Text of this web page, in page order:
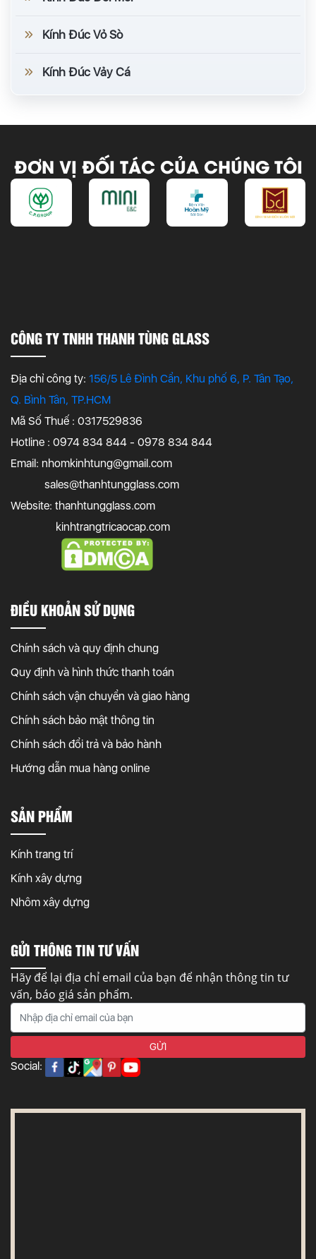
Kính Đúc Vỏ Sò
Kính Đúc Vảy Cá
ĐƠN VỊ ĐỐI TÁC CỦA CHÚNG TÔI
CÔNG TY TNHH THANH TÙNG GLASS
Địa chỉ công ty: 156/5 Lê Đình Cẩn, Khu phố 6, P. Tân Tạo,
Q. Bình Tân, TP.HCM
Mã Số Thuế : 0317529836
Hotline : 0974 834 844 - 0978 834 844
Email: nhomkinhtung@gmail.com
sales@thanhtungglass.com
Website: thanhtungglass.com
kinhtrangtricaocap.com
ĐIỀU KHOẢN SỬ DỤNG
Chính sách và quy định chung
Quy định và hình thức thanh toán
Chính sách vận chuyển và giao hàng
Chính sách bảo mật thông tin
Chính sách đổi trả và bảo hành
Hướng dẫn mua hàng online
SẢN PHẨM
Kính trang trí
Kính xây dựng
Nhôm xây dựng
GỬI THÔNG TIN TƯ VẤN
Hãy để lại địa chỉ email của bạn để nhận thông tin tư
vấn, báo giá sản phẩm.
Social: